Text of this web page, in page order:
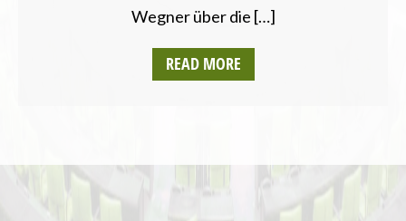
Wegner über die […]
READ MORE